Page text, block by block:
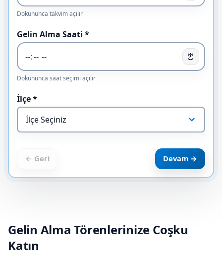
Dokununca takvim açılır
Gelin Alma Saati *
⏰
Dokununca saat seçimi açılır
İlçe *
← Geri Devam →
Gelin Alma Törenlerinize Coşku
Katın